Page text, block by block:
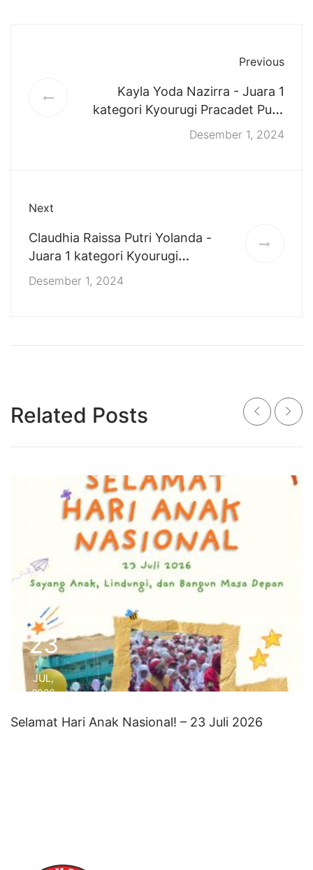
Previous
Kayla Yoda Nazirra - Juara 1
kategori Kyourugi Pracadet Putri
pada KONI Cup Series 5
Desember 1, 2024
Next
Claudhia Raissa Putri Yolanda -
Juara 1 kategori Kyourugi
Pracadet Putri pada KONI Cup
Desember 1, 2024
Related Posts
23
JUL,
2026
Selamat Hari Anak Nasional! – 23 Juli 2026